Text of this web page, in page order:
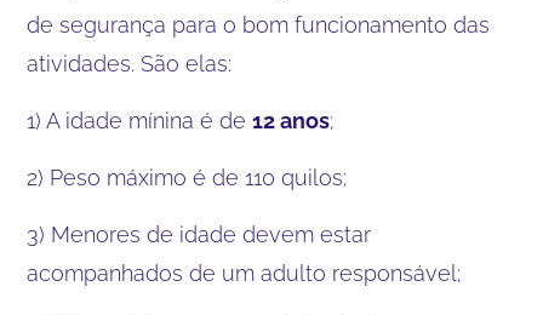
de segurança para o bom funcionamento das
atividades. São elas:
1) A idade mínina é de12 anos;
2) Peso máximo é de 110 quilos;
3) Menores de idade devem estar
acompanhados de um adulto responsável;